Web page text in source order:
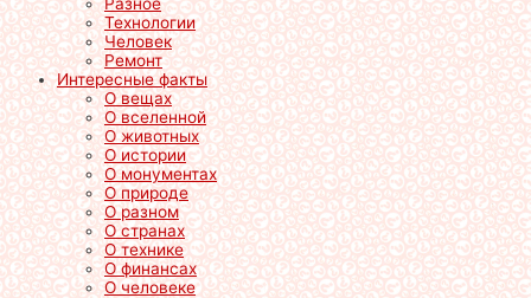
Технологии
Человек
Ремонт
Интересные факты
О вещах
О вселенной
О животных
О истории
О монументах
О природе
О разном
О странах
О технике
О финансах
О человеке